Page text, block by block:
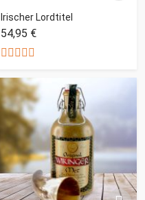
Irischer Lordtitel
54,95 €